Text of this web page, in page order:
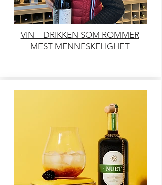
VIN – DRIKKEN SOM ROMMER
MEST MENNESKELIGHET